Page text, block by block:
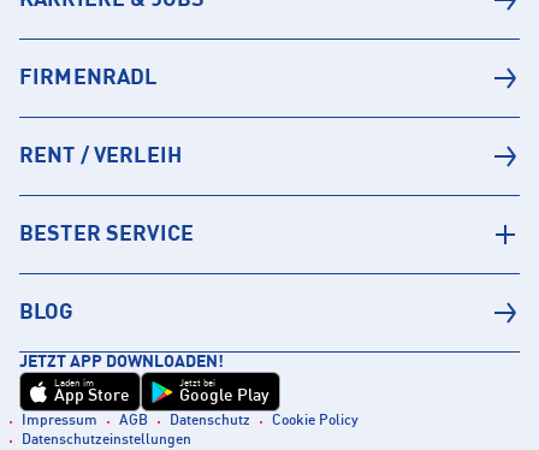
FIRMENRADL
RENT / VERLEIH
BESTER SERVICE
BLOG
JETZT APP DOWNLOADEN!
Laden im
App Store
Jetzt bei
Google Play
Impressum AGB Datenschutz
Cookie Policy
Datenschutzeinstellungen